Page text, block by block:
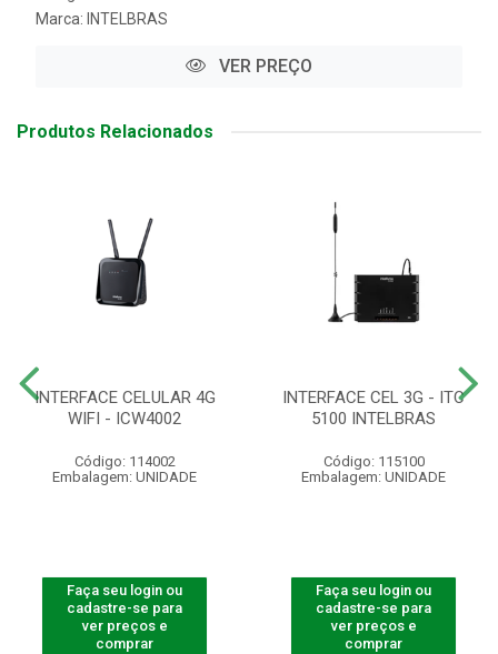
Marca: INTELBRAS
VER PREÇO
Produtos Relacionados
INTERFACE CELULAR 4G
WIFI - ICW4002
Código: 114002
Embalagem: UNIDADE
Faça seu login ou
cadastre-se para
ver preços e
comprar
INTERFACE CEL 3G - ITC
5100 INTELBRAS
Código: 115100
Embalagem: UNIDADE
Faça seu login ou
cadastre-se para
ver preços e
comprar